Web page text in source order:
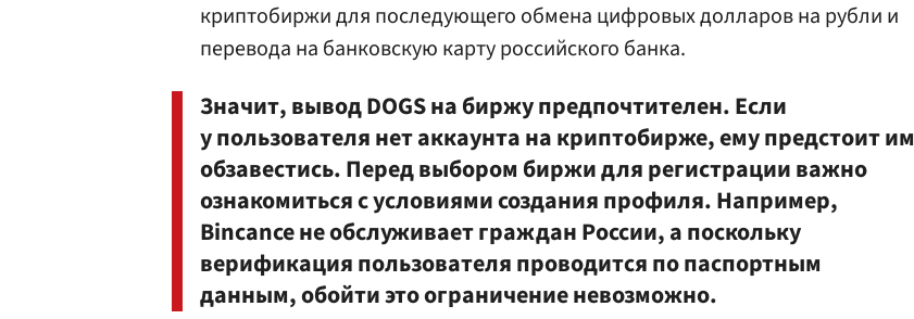
криптобиржи для последующего обмена цифровых долларов на рубли и
перевода на банковскую карту российского банка.
Значит, вывод DOGS на биржу предпочтителен. Если
у пользователя нет аккаунта на криптобирже, ему предстоит им
обзавестись. Перед выбором биржи для регистрации важно
ознакомиться с условиями создания профиля. Например,
Bincance не обслуживает граждан России, а поскольку
верификация пользователя проводится по паспортным
данным, обойти это ограничение невозможно.